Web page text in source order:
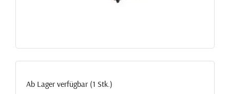
Ab Lager verfügbar (1 Stk.)